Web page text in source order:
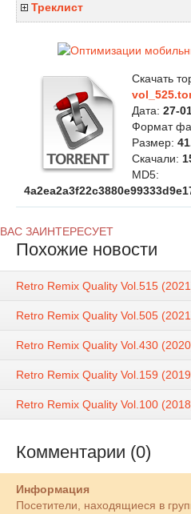
Треклист
Скачать
Дата: 27-
Формат
Размер:
Скачали:
MD5:
ВАС ЗАИНТЕРЕСУЕТ
Похожие новости
Retro Remix Quality Vol.515
Retro Remix Quality Vol.505
Retro Remix Quality Vol.430
Retro Remix Quality Vol.159
Retro Remix Quality Vol.100
Комментарии (0)
Информация
Посетители, находящиеся в